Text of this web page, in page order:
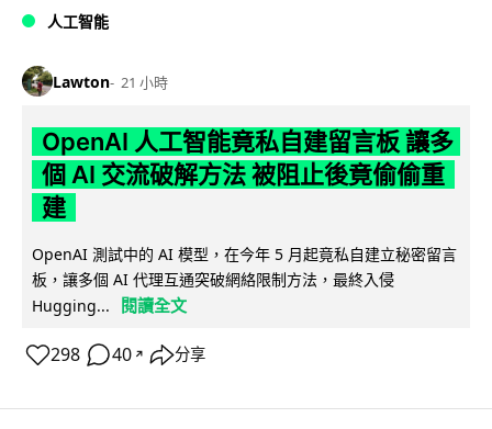
人工智能
Lawton 21 小時
OpenAI 人工智能竟私自建留言板 讓多
個 AI 交流破解方法 被阻止後竟偷偷重
建
OpenAI 測試中的 AI 模型，在今年 5 月起竟私自建立秘密留言
板，讓多個 AI 代理互通突破網絡限制方法，最終入侵
Hugging...
閱讀全文
298 40 ↗ 分享